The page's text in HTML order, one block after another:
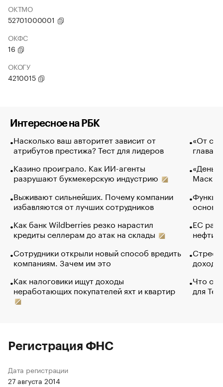
ОКТМО
52701000001
ОКФС
16
ОКОГУ
4210015
Интересное на РБК
Насколько ваш авторитет зависит от
атрибутов престижа? Тест для лидеров
Казино проиграло. Как ИИ-агенты
разрушают букмекерскую индустрию
Выживают сильнейших. Почему компании
избавляются от лучших сотрудников
Как банк Wildberries резко нарастил
кредиты селлерам до атак на склады
Сотрудники открыли новый способ вредить
компаниям. Зачем им это
Как налоговики ищут доходы
неработающих покупателей яхт и квартир
«От
глава
Маск в
основ
ЕС
нефти
Что
для
Регистрация ФНС
Дата регистрации
27 августа 2014